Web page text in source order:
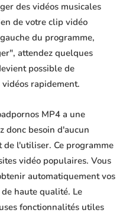
des vidéos musicales
de votre clip vidéo
du programme,
attendez quelques
possible de
rapidement.
MP4 a une
donc besoin d'aucun
de l'utiliser. Ce programme
vidéo populaires. Vous
automatiquement vos
haute qualité. Le
fonctionnalités utiles